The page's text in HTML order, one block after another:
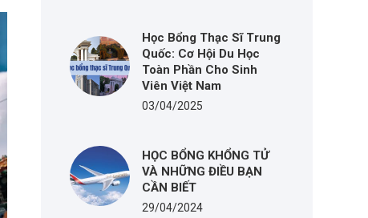
Học Bổng Thạc Sĩ Trung
Quốc: Cơ Hội Du Học
Toàn Phần Cho Sinh
Viên Việt Nam
03/04/2025
HỌC BỔNG KHỔNG TỬ
VÀ NHỮNG ĐIỀU BẠN
CẦN BIẾT
29/04/2024